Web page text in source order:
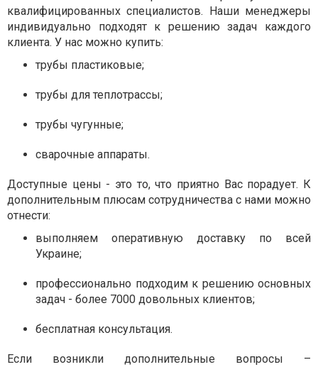
квалифицированных специалистов. Наши менеджеры
индивидуально подходят к решению задач каждого
клиента. У нас можно купить:
трубы пластиковые;
трубы для теплотрассы;
трубы чугунные;
сварочные аппараты.
Доступные цены - это то, что приятно Вас порадует. К
дополнительным плюсам сотрудничества с нами можно
отнести:
выполняем оперативную доставку по всей
Украине;
профессионально подходим к решению основных
задач - более 7000 довольных клиентов;
бесплатная консультация.
Если возникли дополнительные вопросы –